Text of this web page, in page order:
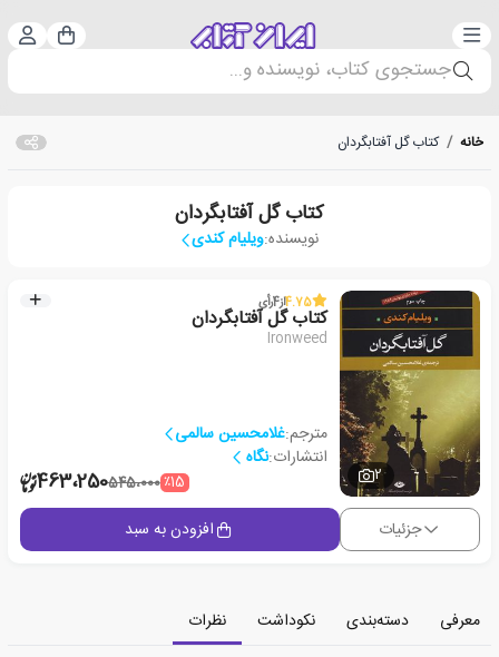
دسته‌بندی سبد
جستجوی کتاب، نویسنده و...
خانه / کتاب گل آفتابگردان
کتاب گل آفتابگردان
نویسنده:ویلیام کندی
2
4.75از4رأی
کتاب گل آفتابگردان
Ironweed
مترجم:غلامحسین سالمی
انتشارات:نگاه
٪15545،000463،250
جزئیات افزودن به سبد
معرفی دسته‌بندی نکوداشت
نظرات